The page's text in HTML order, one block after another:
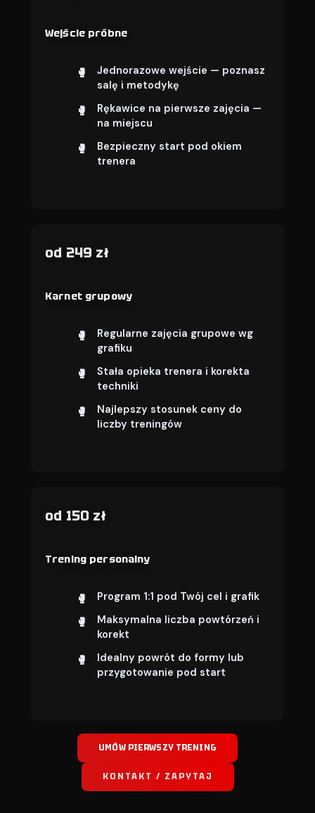
Wejście próbne
Jednorazowe wejście — poznasz
salę i metodykę
Rękawice na pierwsze zajęcia —
na miejscu
Bezpieczny start pod okiem
trenera
od 249 zł
Karnet grupowy
Regularne zajęcia grupowe wg
grafiku
Stała opieka trenera i korekta
techniki
Najlepszy stosunek ceny do
liczby treningów
od 150 zł
Trening personalny
Program 1:1 pod Twój cel i grafik
Maksymalna liczba powtórzeń i
korekt
Idealny powrót do formy lub
przygotowanie pod start
UMÓW PIERWSZY TRENING
KONTAKT / ZAPYTAJ